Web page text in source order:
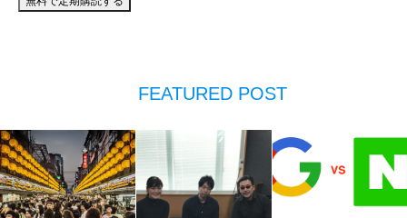
FEATURED POST